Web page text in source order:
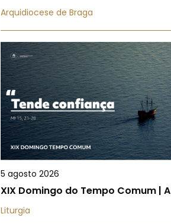
Arquidiocese de Braga
5 agosto 2026
XIX Domingo do Tempo Comum | A
Liturgia